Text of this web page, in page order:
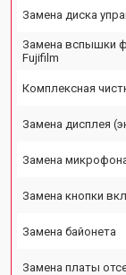
Замена диска
Замена вспышки
Fujifilm
Комплексная
Замена дисплея
Замена
Замена кнопки
Замена байонета
Замена платы